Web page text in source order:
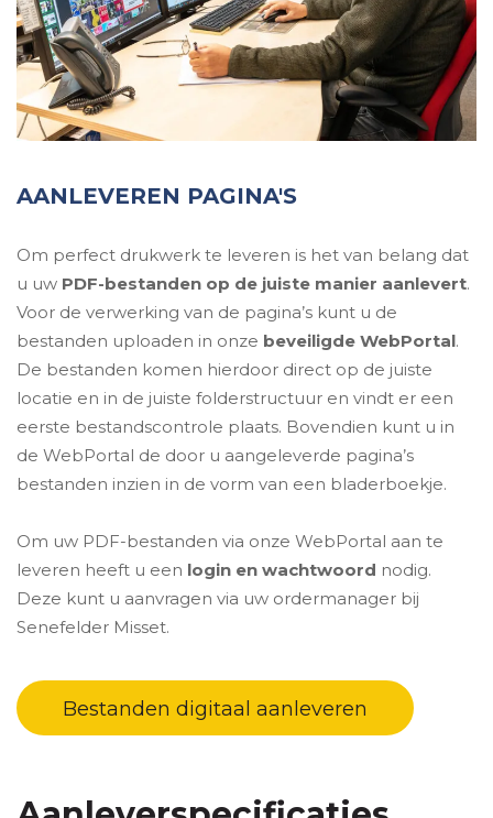
AANLEVEREN PAGINA'S
Om perfect drukwerk te leveren is het van belang dat
u uw PDF-bestanden op de juiste manier aanlevert.
Voor de verwerking van de pagina’s kunt u de
bestanden uploaden in onze beveiligde WebPortal.
De bestanden komen hierdoor direct op de juiste
locatie en in de juiste folderstructuur en vindt er een
eerste bestandscontrole plaats. Bovendien kunt u in
de WebPortal de door u aangeleverde pagina’s
bestanden inzien in de vorm van een bladerboekje.
Om uw PDF-bestanden via onze WebPortal aan te
leveren heeft u een login en wachtwoord nodig.
Deze kunt u aanvragen via uw ordermanager bij
Senefelder Misset.
Bestanden digitaal aanleveren